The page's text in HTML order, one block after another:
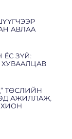
АВЛАА
ЗҮЙ:
ТӨСЛИЙН
АЖИЛЛАЖ,